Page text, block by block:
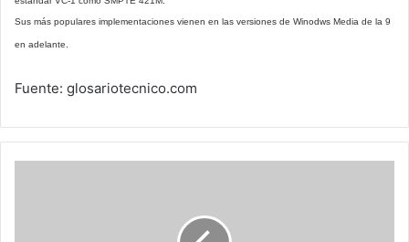
Sus más populares implementaciones vienen en las versiones de Winodws Media de la 9
en adelante.
Fuente: glosariotecnico.com